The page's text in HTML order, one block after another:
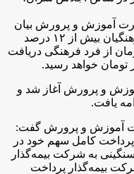
آموزش و پرورش بیان
کرد: برای سال ۹۵ افزایش حق بیمه فرهنگیان بیش از ۱۲ درصد
سال گذشته ۱۵ هزار تومان از فرد فرهنگی دریافت
فرهنگیان از سال ۷۸ در آموزش و پرورش آغاز شد و
آموزش و پرورش گفت:
دولت از پرداخت کامل سهم خود در
سنگینی به شرکت بیمه‌گذار
بیمه‌گذار پرداخت